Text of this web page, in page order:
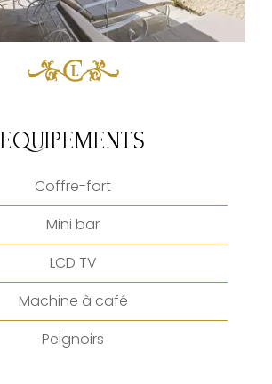
EQUIPEMENTS
Coffre-fort
Mini bar
LCD TV
Machine à café
Peignoirs